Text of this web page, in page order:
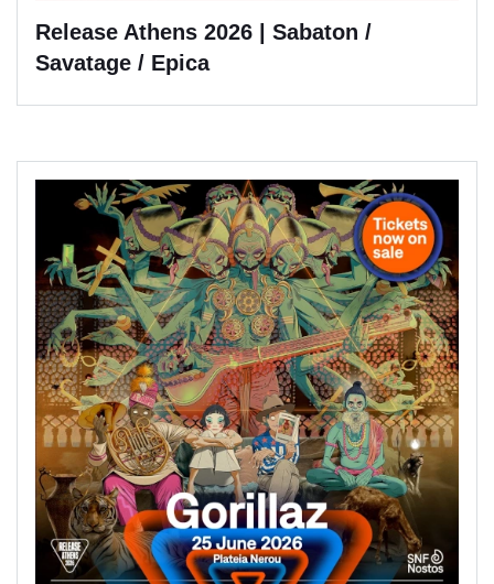
Release Athens 2026 | Sabaton /
Savatage / Epica